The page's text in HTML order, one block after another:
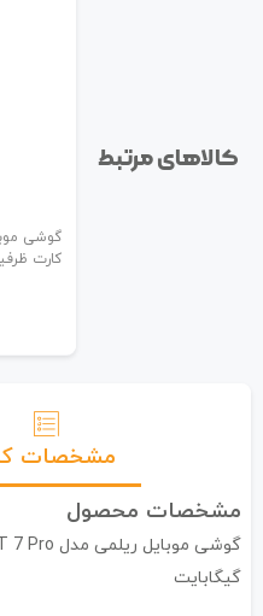
کالاهای مرتبط
کارت ظرفیت 256/8
مشخصات
مشخصات محصول
گیگابایت